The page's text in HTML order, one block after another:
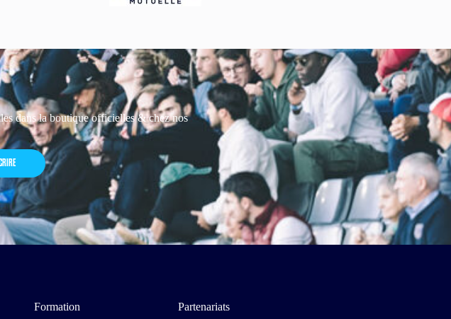
dans la boutique officielles & chez nos
Formation Partenariats